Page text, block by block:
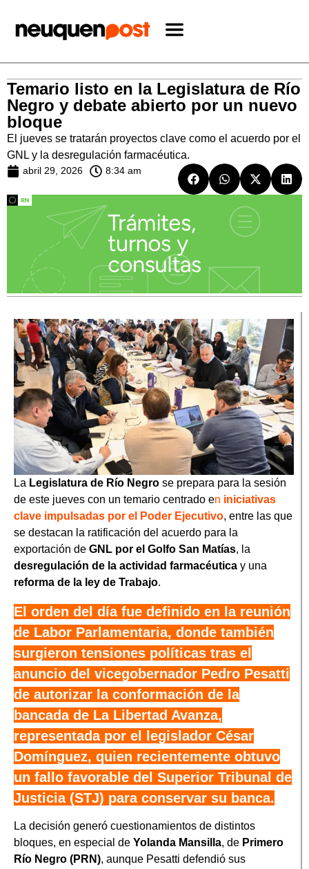
Temario listo en la Legislatura de Río
Negro y debate abierto por un nuevo
bloque
El jueves se tratarán proyectos clave como el acuerdo por el
GNL y la desregulación farmacéutica.
abril 29, 2026 8:34 am
La Legislatura de Río Negro se prepara para la sesión
de este jueves con un temario centrado en iniciativas
clave impulsadas por el Poder Ejecutivo, entre las que
se destacan la ratificación del acuerdo para la
exportación de GNL por el Golfo San Matías, la
desregulación de la actividad farmacéutica y una
reforma de la ley de Trabajo.
El orden del día fue definido en la reunión
de Labor Parlamentaria, donde también
surgieron tensiones políticas tras el
anuncio del vicegobernador Pedro Pesatti
de autorizar la conformación de la
bancada de La Libertad Avanza,
representada por el legislador César
Domínguez, quien recientemente obtuvo
un fallo favorable del Superior Tribunal de
Justicia (STJ) para conservar su banca.
La decisión generó cuestionamientos de distintos
bloques, en especial de Yolanda Mansilla, de Primero
Río Negro (PRN), aunque Pesatti defendió sus